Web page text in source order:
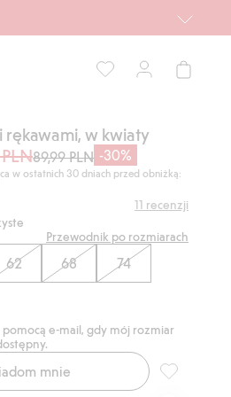
rękawami, w kwiaty
89,99 PLN -30%
w ostatnich 30 dniach przed obniżką:
ocena: 11 recenzji
Przewodnik po rozmiarach
62 68 74
e-mail, gdy mój rozmiar
mnie